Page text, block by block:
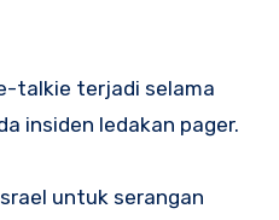
talkie terjadi selama
insiden ledakan pager.
untuk serangan